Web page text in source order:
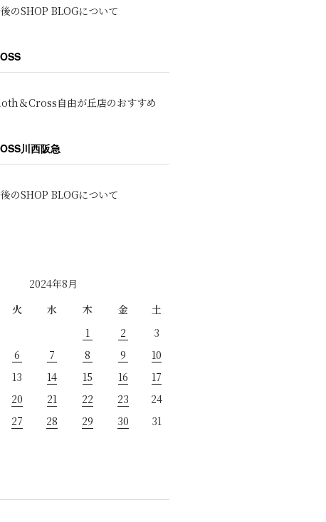
のSHOP BLOGについて
＆Cross自由が丘店のおすすめ
川西阪急
のSHOP BLOGについて
2024年8月
火 水 木 金
土
1
2
3
6 7 8 9
10
13 14 15 16
17
20 21 22 23
24
27 28 29 30
31